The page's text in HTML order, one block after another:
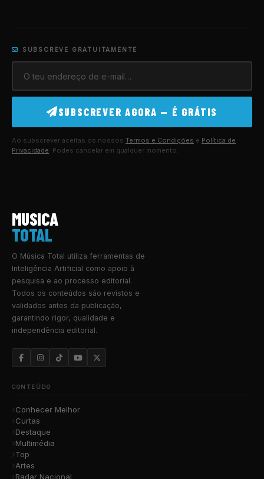
SUBSCREVE GRATUITAMENTE
SUBSCREVER AGORA — É GRÁTIS
Ao subscrever aceitas os nossos Termos e Condições e Política de
Privacidade. Podes cancelar em qualquer momento.
MUSICA
TOTAL
O Música Total utiliza ferramentas de
Inteligência Artificial como apoio à
pesquisa e ao processo editorial.
Todos os conteúdos são revistos e
validados antes da publicação,
garantindo rigor, qualidade e
independência editorial.
CONTEÚDO
Conhecer Melhor
Curtas
Destaque
Multimédia
Top
Artes
Radar Nacional